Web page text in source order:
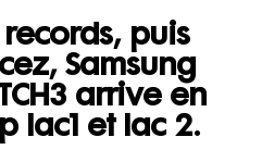
puis
Samsung
arrive en
lac1 et lac 2.